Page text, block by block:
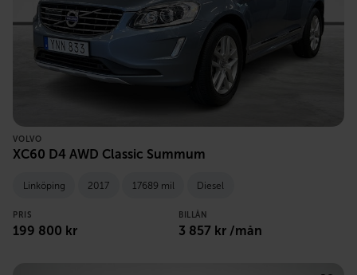
VOLVO
XC60 D4 AWD Classic Summum
Linköping 2017 17689 mil Diesel
PRIS
199 800 kr
BILLÅN
3 857 kr /mån